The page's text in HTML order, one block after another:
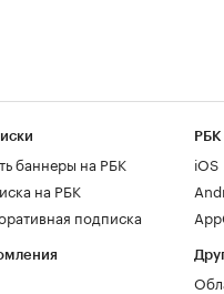
баннеры на РБК
на РБК
подписка
РБК
iOS